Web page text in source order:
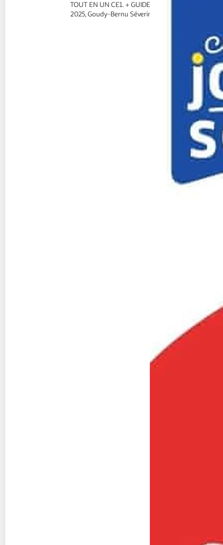
TOUT EN UN CE1. + GUIDE PARENTS, EDITION
2025, Goudy-Bernu Séverine